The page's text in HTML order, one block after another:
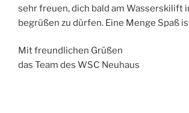
sehr freuen, dich bald am Wasserskilift
begrüßen zu dürfen. Eine Menge Spaß
Mit freundlichen Grüßen
das Team des WSC Neuhaus